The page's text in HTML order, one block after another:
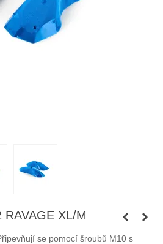
RAVAGE XL/M
se pomocí šroubů M10 s